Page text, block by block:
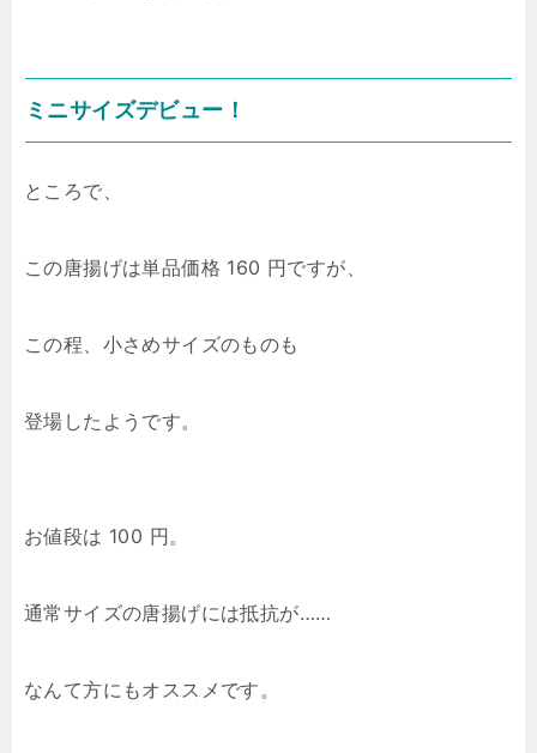
ミニサイズデビュー！
ところで、
この唐揚げは単品価格 160 円ですが、
この程、小さめサイズのものも
登場したようです。
お値段は 100 円。
通常サイズの唐揚げには抵抗が……
なんて方にもオススメです。